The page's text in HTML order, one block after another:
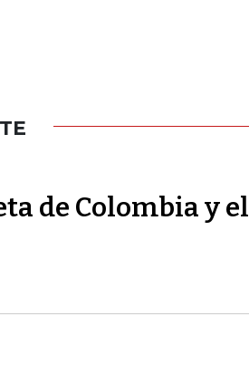
de Colombia y el